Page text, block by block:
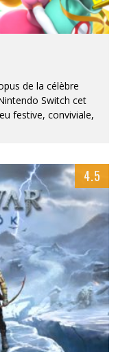
de la célèbre
Switch cet
festive, conviviale,
4.5